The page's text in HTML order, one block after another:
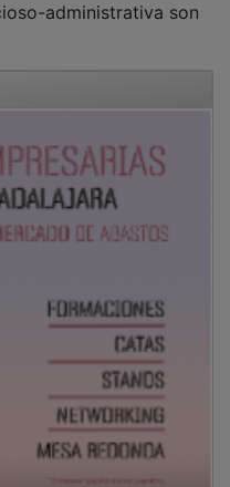
administrativa son